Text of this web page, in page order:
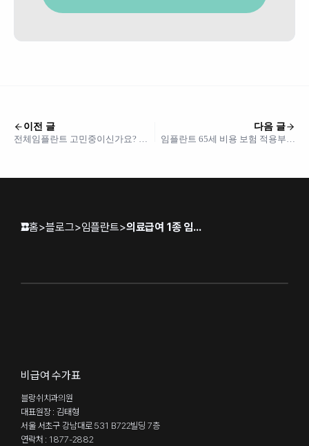
이전 글
전체임플란트 고민중이신가요? 가
다음 글
임플란트 65세 비용 보험 적용부터
홈>블로그>임플란트> 의료급여 1종 임플란트의 본인부담금과 실제 금액 및 지원 한도 완벽 정리
비급여 수가표
블랑쉬치과의원
대표원장 : 김태형
서울 서초구 강남대로 531 B722빌딩 7층
연락처 : 1877-2882